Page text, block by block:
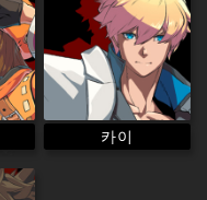
카이